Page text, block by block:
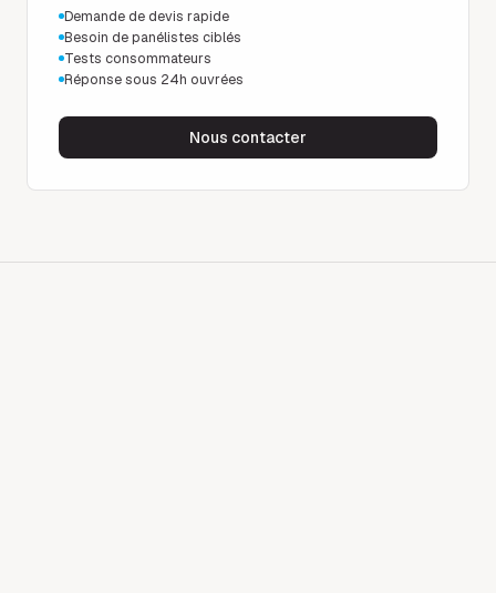
Demande de devis rapide
Besoin de panélistes ciblés
Tests consommateurs
Réponse sous 24h ouvrées
Nous contacter